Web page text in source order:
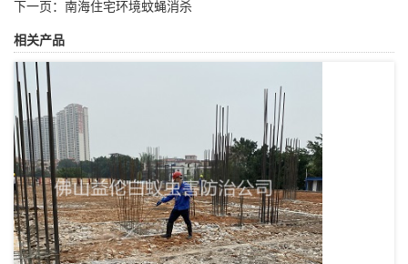
下一页： 南海住宅环境蚊蝇消杀
相关产品